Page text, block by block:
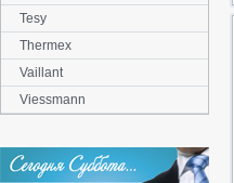
Tesy
Thermex
Vaillant
Viessmann